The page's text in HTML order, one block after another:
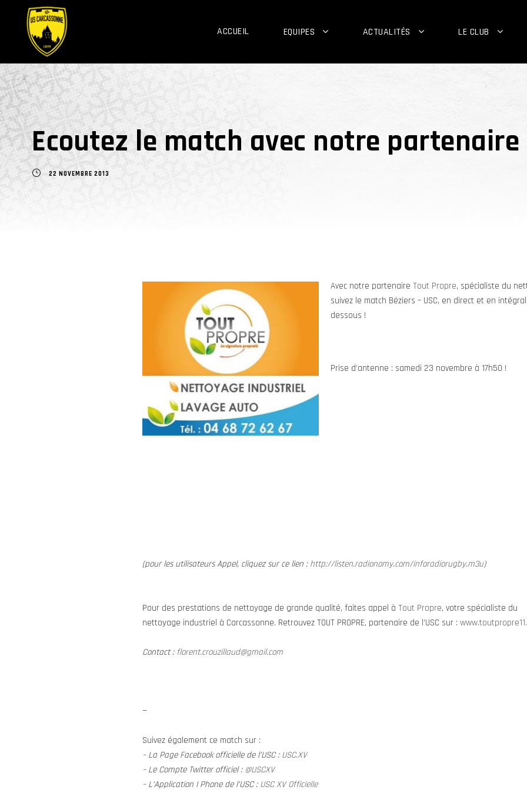
ACCUEIL EQUIPES ACTUALITÉS LE CLUB
Ecoutez le match avec notre
22 NOVEMBRE 2013
Avec notre partenaire Tout Propre, spécialiste du
suivez le match Béziers – USC, en direct et en
dessous !
Prise d’antenne : samedi 23 novembre à 17h50 !
(pour les utilisateurs Appel, cliquez sur ce lien : http://listen.radionomy.com/inforadiorugby.m3u)
Pour des prestations de nettoyage de grande qualité, faites appel à Tout Propre, votre spécialiste du
nettoyage industriel à Carcassonne. Retrouvez TOUT PROPRE, partenaire de l’USC sur :
Contact : florent.crouzillaud@gmail.com
—
Suivez également ce match sur :
– La Page Facebook officielle de l’USC : USC.XV
– Le Compte Twitter officiel : @USCXV
– L’Application I Phone de l’USC : USC XV Officielle